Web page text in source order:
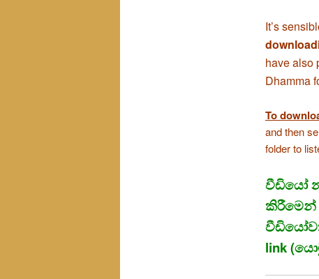
It’s
have also
Dhamma
To
and then
folder to
වීඩියෝ
link